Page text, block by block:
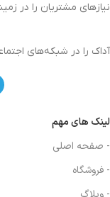
نیازهای مشتریان را در
آداک را در شبکه‌های
لینک های مهم
- صفحه اصلی
- فروشگاه